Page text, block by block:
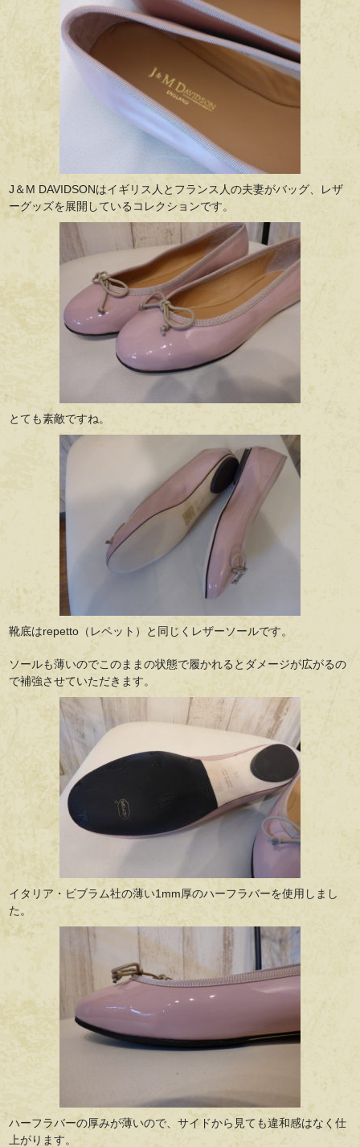
J＆M DAVIDSONはイギリス人とフランス人の夫妻がバッグ、レザ
ーグッズを展開しているコレクションです。
とても素敵ですね。
靴底はrepetto（レペット）と同じくレザーソールです。
ソールも薄いのでこのままの状態で履かれるとダメージが広がるの
で補強させていただきます。
イタリア・ビブラム社の薄い1mm厚のハーフラバーを使用しまし
た。
ハーフラバーの厚みが薄いので、サイドから見ても違和感はなく仕
上がります。